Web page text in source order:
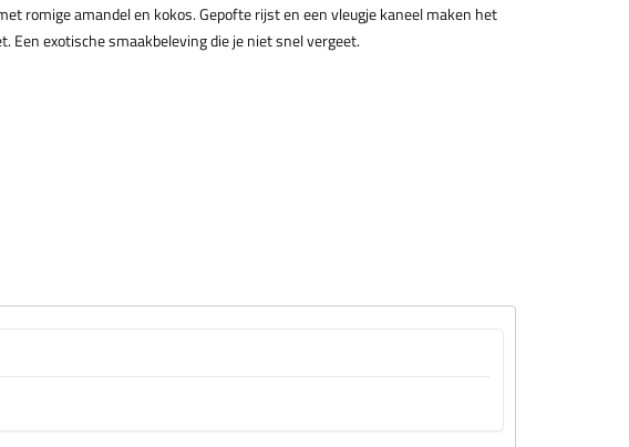
romige amandel en kokos. Gepofte rijst en een vleugje kaneel maken het
Een exotische smaakbeleving die je niet snel vergeet.